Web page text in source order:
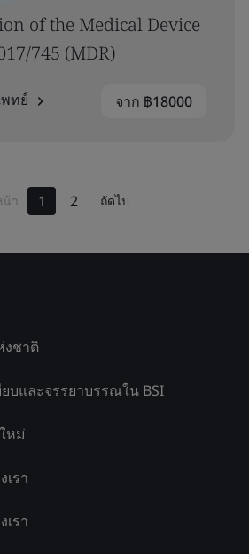
of the Medical Device
745 (MDR)
ทย์ จาก ฿18000
า 1 2 ถัดไป
งชาติ
บและจรรยาบรรณใน BSI
หม่
รา
รา